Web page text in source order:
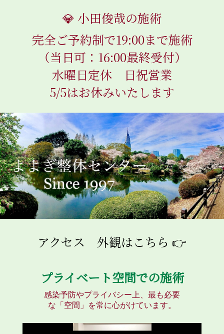
💎 小田俊哉の施術
完全ご予約制で19:00まで施術
（当日可：16:00最終受付）
水曜日定休 日祝営業
5/5はお休みいたします
アクセス 外観はこちら 👉
プライベート空間での施術
感染予防やプライバシー上、最も必要
な「空間」を常に心がけています。